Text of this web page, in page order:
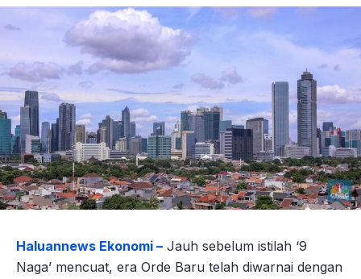
Haluannews Ekonomi – Jauh sebelum istilah ‘9
Naga’ mencuat, era Orde Baru telah diwarnai dengan